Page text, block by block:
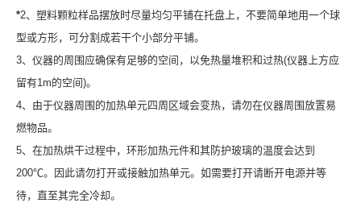
*2、塑料颗粒样品摆放时尽量均匀平铺在托盘上，不要简单地用一个球
型或方形，可分割成若干个小部分平铺。
3、仪器的周围应确保有足够的空间，以免热量堆积和过热(仪器上方应
留有1m的空间)。
4、由于仪器周围的加热单元四周区域会变热，请勿在仪器周围放置易
燃物品。
5、在加热烘干过程中，环形加热元件和其防护玻璃的温度会达到
200℃。因此请勿打开或接触加热单元。如需要打开请断开电源并等
待，直至其完全冷却。